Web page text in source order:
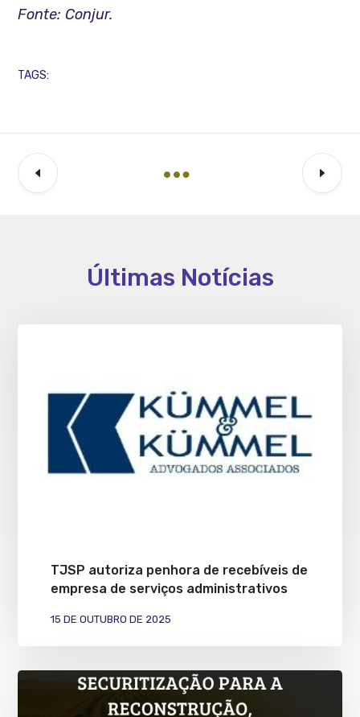
Fonte: Conjur.
TAGS:
Últimas Notícias
TJSP autoriza penhora de recebíveis de
empresa de serviços administrativos
15 DE OUTUBRO DE 2025